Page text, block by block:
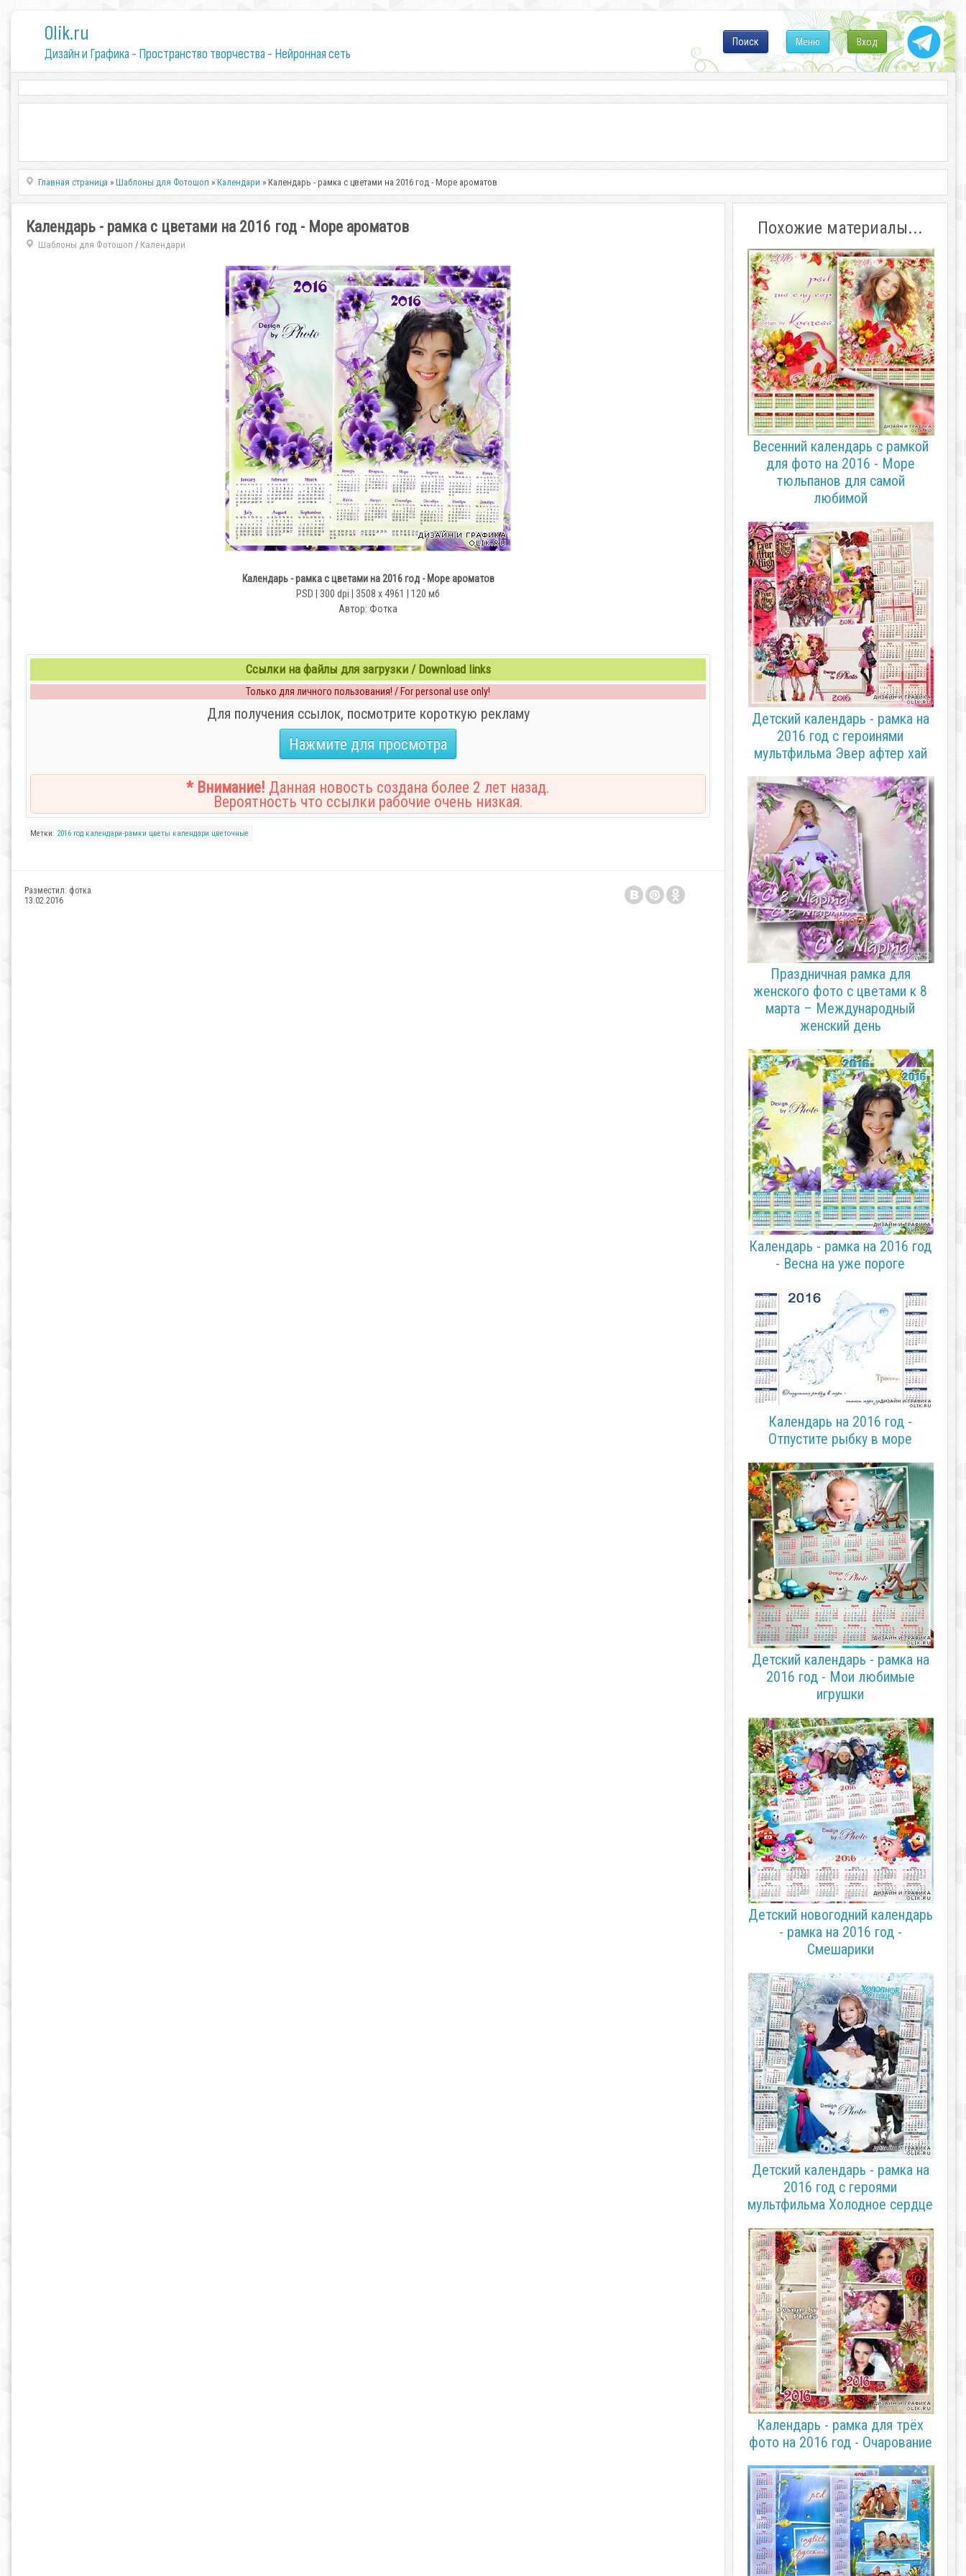
0lik.ru
Дизайн и Графика - Пространство творчества - Нейронная сеть
Вход
Меню
Поиск
Главная страница »Шаблоны для Фотошоп »Календари » Календарь - рамка с цветами на 2016 год - Море ароматов
Календарь - рамка с цветами на 2016 год - Море ароматов
Шаблоны для Фотошоп / Календари
Календарь - рамка с цветами на 2016 год - Море ароматов
PSD | 300 dpi | 3508 x 4961 | 120 мб
Автор: Фотка
Ссылки на файлы для загрузки / Download links
Только для личного пользования! / For personal use only!
Для получения ссылок, посмотрите короткую рекламу
Нажмите для просмотра
* Внимание! Данная новость создана более 2 лет назад.
Вероятность что ссылки рабочие очень низкая.
Метки: 2016 год календари-рамки цветы календари цветочные
Разместил: фотка
13.02.2016
Похожие материалы...
Весенний календарь с рамкой
для фото на 2016 - Море
тюльпанов для самой
любимой
Детский календарь - рамка на
2016 год с героинями
мультфильма Эвер афтер хай
Праздничная рамка для
женского фото с цветами к 8
марта – Международный
женский день
Календарь - рамка на 2016 год
- Весна на уже пороге
Календарь на 2016 год -
Отпустите рыбку в море
Детский календарь - рамка на
2016 год - Мои любимые
игрушки
Детский новогодний календарь
- рамка на 2016 год -
Смешарики
Детский календарь - рамка на
2016 год с героями
мультфильма Холодное сердце
Календарь - рамка для трёх
фото на 2016 год - Очарование